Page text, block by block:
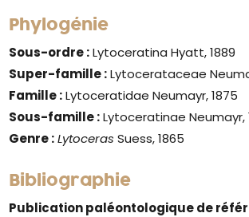
Phylogénie
Sous-ordre :Lytoceratina Hyatt, 1889
Super-famille :Lytocerataceae
Famille :Lytoceratidae Neumayr, 1875
Sous-famille :Lytoceratinae Neumayr,
Genre : Lytoceras Suess, 1865
Bibliographie
Publication paléontologique de